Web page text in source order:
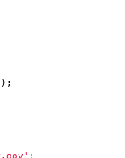
);
;